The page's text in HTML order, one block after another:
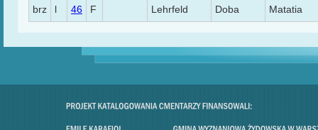
brz l 46 F Lehrfeld Doba Matatia